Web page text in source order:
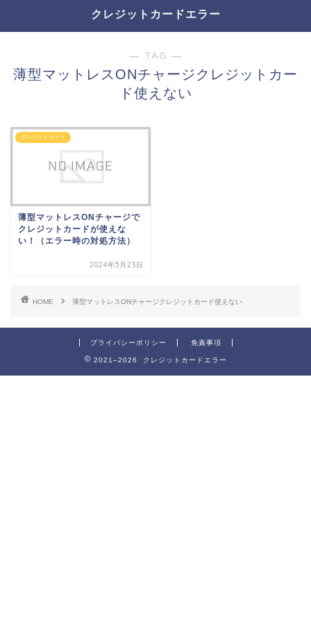
クレジットカードエラー
― TAG ―
薄型マットレスONチャージクレジットカー
ド使えない
クレジットカード
薄型マットレスONチャージで
クレジットカードが使えな
い！（エラー時の対処方法）
2024年5月23日
HOME 薄型マットレスONチャージクレジットカード使えない
プライバシーポリシー 免責事項
2021–2026 クレジットカードエラー